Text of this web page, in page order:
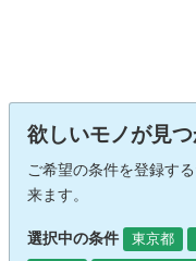
欲しいモノが見
ご希望の条件を登録す
来ます。
選択中の条件 東京都